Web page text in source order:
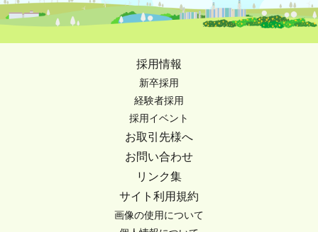
採用情報
新卒採用
経験者採用
採用イベント
お取引先様へ
お問い合わせ
リンク集
サイト利用規約
画像の使用について